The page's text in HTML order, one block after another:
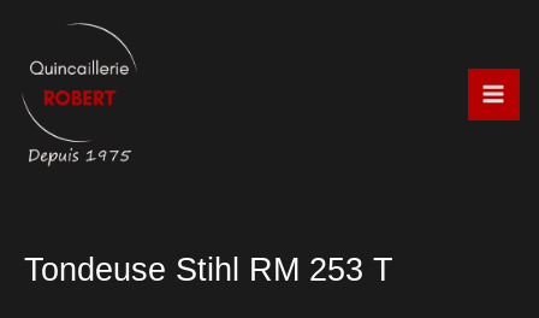
contenu
Tondeuse Stihl RM 253 T